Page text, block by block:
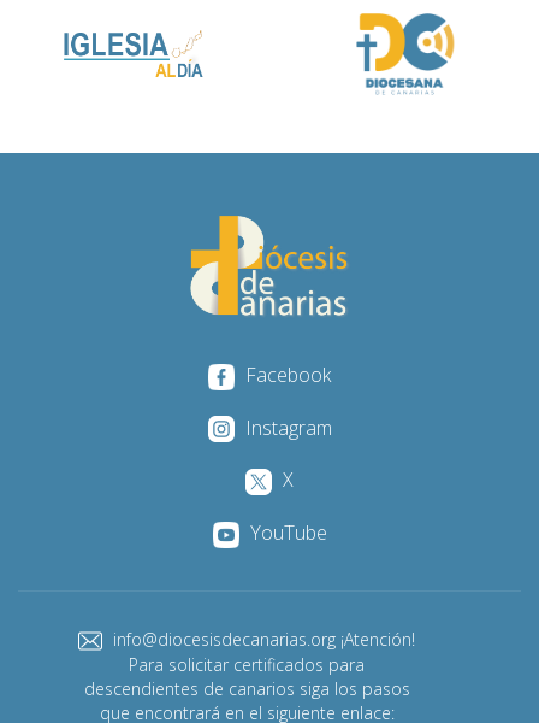
Facebook
Instagram
X
YouTube
info@diocesisdecanarias.org ¡Atención!
Para solicitar certificados para
descendientes de canarios siga los pasos
que encontrará en el siguiente enlace: